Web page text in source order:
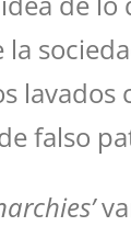
la
lavados
falso